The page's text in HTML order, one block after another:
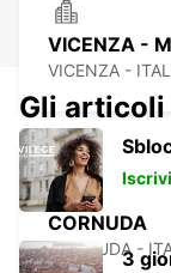
VICENZA -
VICENZA -
CORNUDA
CORNUDA -
Gli articoli
3